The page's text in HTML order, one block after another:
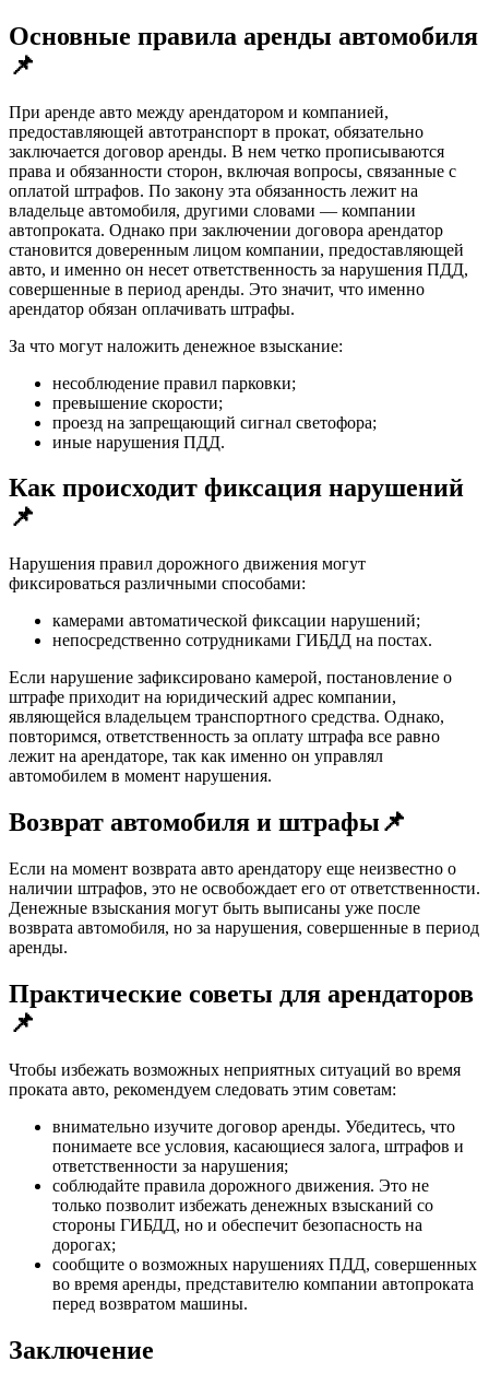
Основные правила аренды автомобиля
📌
При аренде авто между арендатором и компанией,
предоставляющей автотранспорт в прокат, обязательно
заключается договор аренды. В нем четко прописываются
права и обязанности сторон, включая вопросы, связанные с
оплатой штрафов. По закону эта обязанность лежит на
владельце автомобиля, другими словами — компании
автопроката. Однако при заключении договора арендатор
становится доверенным лицом компании, предоставляющей
авто, и именно он несет ответственность за нарушения ПДД,
совершенные в период аренды. Это значит, что именно
арендатор обязан оплачивать штрафы.
За что могут наложить денежное взыскание:
несоблюдение правил парковки;
превышение скорости;
проезд на запрещающий сигнал светофора;
иные нарушения ПДД.
Как происходит фиксация нарушений
📌
Нарушения правил дорожного движения могут
фиксироваться различными способами:
камерами автоматической фиксации нарушений;
непосредственно сотрудниками ГИБДД на постах.
Если нарушение зафиксировано камерой, постановление о
штрафе приходит на юридический адрес компании,
являющейся владельцем транспортного средства. Однако,
повторимся, ответственность за оплату штрафа все равно
лежит на арендаторе, так как именно он управлял
автомобилем в момент нарушения.
Возврат автомобиля и штрафы📌
Если на момент возврата авто арендатору еще неизвестно о
наличии штрафов, это не освобождает его от ответственности.
Денежные взыскания могут быть выписаны уже после
возврата автомобиля, но за нарушения, совершенные в период
аренды.
Практические советы для арендаторов
📌
Чтобы избежать возможных неприятных ситуаций во время
проката авто, рекомендуем следовать этим советам:
внимательно изучите договор аренды. Убедитесь, что
понимаете все условия, касающиеся залога, штрафов и
ответственности за нарушения;
соблюдайте правила дорожного движения. Это не
только позволит избежать денежных взысканий со
стороны ГИБДД, но и обеспечит безопасность на
дорогах;
сообщите о возможных нарушениях ПДД, совершенных
во время аренды, представителю компании автопроката
перед возвратом машины.
Заключение